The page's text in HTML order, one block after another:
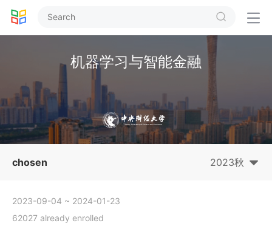
 
机器学习与智能金融
chosen 2023秋
2023-09-04 ~ 2024-01-23
62027 already enrolled